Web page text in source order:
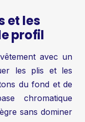
et les
profil
avec un
les plis et les
du fond et de
chromatique
sans dominer